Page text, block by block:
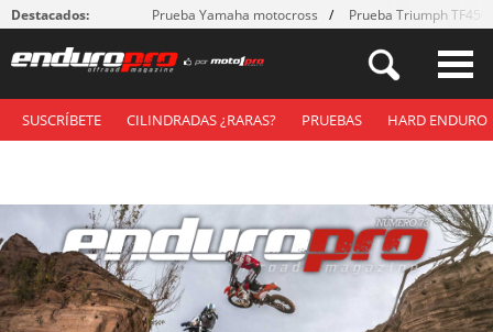
Destacados: Prueba Yamaha motocross Prueba Triumph
SUSCRÍBETE CILINDRADAS ¿RARAS? PRUEBAS HARD ENDURO